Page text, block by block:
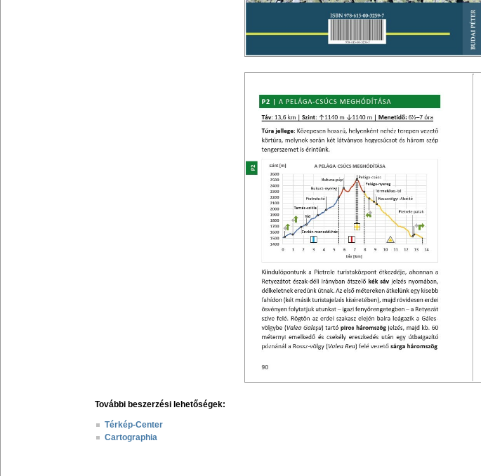
További beszerzési lehetőségek:
Térkép-Center
Cartographia